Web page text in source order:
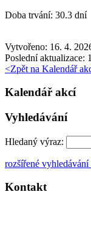
Doba trvání: 30.3 dní
Vytvořeno: 16. 4.
Poslední aktualizace:
<Zpět na Kalendář
Kalendář akcí
Vyhledávání
Hledaný výraz:
rozšířené vyhledávání
Kontakt